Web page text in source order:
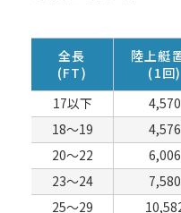
全長
(FT)
陸上艇
(1回)
17以下
4,570
18～19
4,576
20～22
6,006
23～24
7,580
25～29